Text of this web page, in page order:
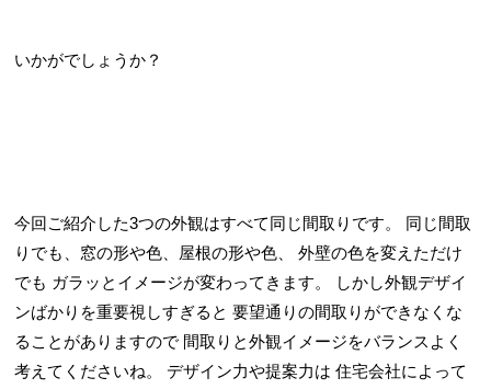
いかがでしょうか？
今回ご紹介した3つの外観はすべて同じ間取りです。
同じ間取
りでも、窓の形や色、屋根の形や色、
外壁の色を変えただけ
でも ガラッとイメージが変わってきます。
しかし外観デザイ
ンばかりを重要視しすぎると 要望通りの間取りができなくな
ることがありますので 間取りと外観イメージをバランスよく
考えてくださいね。
デザイン力や提案力は 住宅会社によって